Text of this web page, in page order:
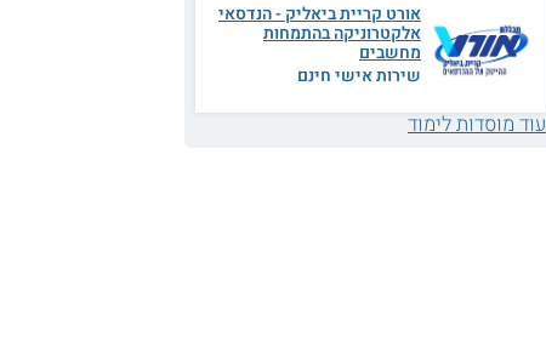
אורט קריית ביאליק - הנדסאי
אלקטרוניקה בהתמחות
מחשבים
שירות אישי חינם
עוד מוסדות לימוד